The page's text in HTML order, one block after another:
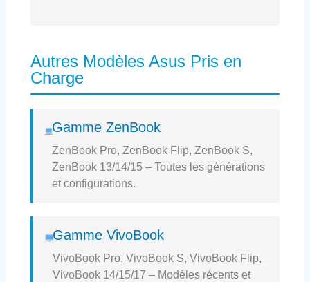
Autres Modèles Asus Pris en
Charge
Gamme ZenBook
ZenBook Pro, ZenBook Flip, ZenBook S,
ZenBook 13/14/15 – Toutes les générations
et configurations.
Gamme VivoBook
VivoBook Pro, VivoBook S, VivoBook Flip,
VivoBook 14/15/17 – Modèles récents et